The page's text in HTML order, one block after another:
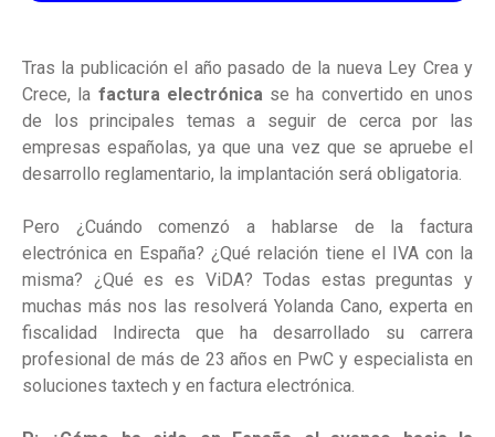
Tras la publicación el año pasado de la nueva Ley Crea y
Crece, la factura electrónicase ha convertido en unos
de los principales temas a seguir de cerca por las
empresas españolas, ya que una vez que se apruebe el
desarrollo reglamentario, la implantación será obligatoria.
Pero ¿Cuándo comenzó a hablarse de la factura
electrónica en España? ¿Qué relación tiene el IVA con la
misma? ¿Qué es es ViDA? Todas estas preguntas y
muchas más nos las resolverá Yolanda Cano, experta en
fiscalidad Indirecta que ha desarrollado su carrera
profesional de más de 23 años en PwC y especialista en
soluciones taxtech y en factura electrónica.